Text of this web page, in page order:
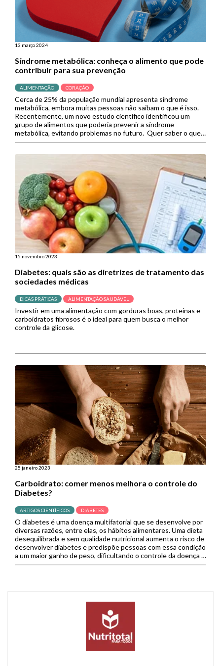
13 março 2024
Síndrome metabólica: conheça o alimento que pode
contribuir para sua prevenção
ALIMENTAÇÃO CORAÇÃO
Cerca de 25% da população mundial apresenta síndrome
metabólica, embora muitas pessoas não saibam o que é isso.
Recentemente, um novo estudo científico identificou um
grupo de alimentos que poderia prevenir a síndrome
metabólica, evitando problemas no futuro. Quer saber o que é
a síndrome metabólica, por que ela acontece e como preveni-
15 novembro 2023
Diabetes: quais são as diretrizes de tratamento das
sociedades médicas
DICAS PRÁTICAS ALIMENTAÇÃO SAUDÁVEL
Investir em uma alimentação com gorduras boas, proteínas e
carboidratos fibrosos é o ideal para quem busca o melhor
controle da glicose.
25 janeiro 2023
Carboidrato: comer menos melhora o controle do
Diabetes?
ARTIGOS CIENTÍFICOS DIABETES
O diabetes é uma doença multifatorial que se desenvolve por
diversas razões, entre elas, os hábitos alimentares. Uma dieta
desequilibrada e sem qualidade nutricional aumenta o risco de
desenvolver diabetes e predispõe pessoas com essa condição
a um maior ganho de peso, dificultando o controle da doença e
a prevenção de suas complicações. Nesse sentido, […]